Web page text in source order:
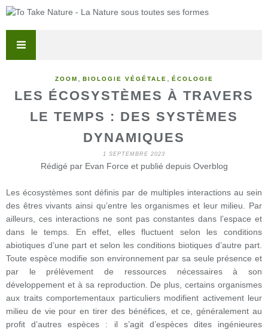
ZOOM BIOLOGIE VÉGÉTALE ÉCOLOGIE
LES ÉCOSYSTÈMES À TRAVERS
LE TEMPS : DES SYSTÈMES
DYNAMIQUES
1 SEPTEMBRE 2023
Rédigé par Evan Force et publié depuis Overblog
Les écosystèmes sont définis par de multiples interactions au sein
des êtres vivants ainsi qu’entre les organismes et leur milieu. Par
ailleurs, ces interactions ne sont pas constantes dans l’espace et
dans le temps. En effet, elles fluctuent selon les conditions
abiotiques d’une part et selon les conditions biotiques d’autre part.
Toute espèce modifie son environnement par sa seule présence et
par le prélèvement de ressources nécessaires à son
développement et à sa reproduction. De plus, certains organismes
aux traits comportementaux particuliers modifient activement leur
milieu de vie pour en tirer des bénéfices, et ce, généralement au
profit d’autres espèces : il s’agit d’espèces dites ingénieures